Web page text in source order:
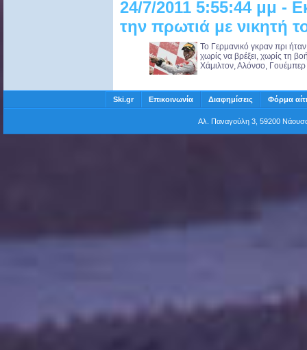
24/7/2011 5:55:44 μμ -
την πρωτιά με νικητή
Το Γερμανικό γκραν πρι
χωρίς να βρέξει, χωρίς τη
Χάμιλτον, Αλόνσο, Γουέμπερ
Ski.gr Επικοινωνία Διαφημίσεις Φόρμα
Αλ. Παναγούλη 3, 59200